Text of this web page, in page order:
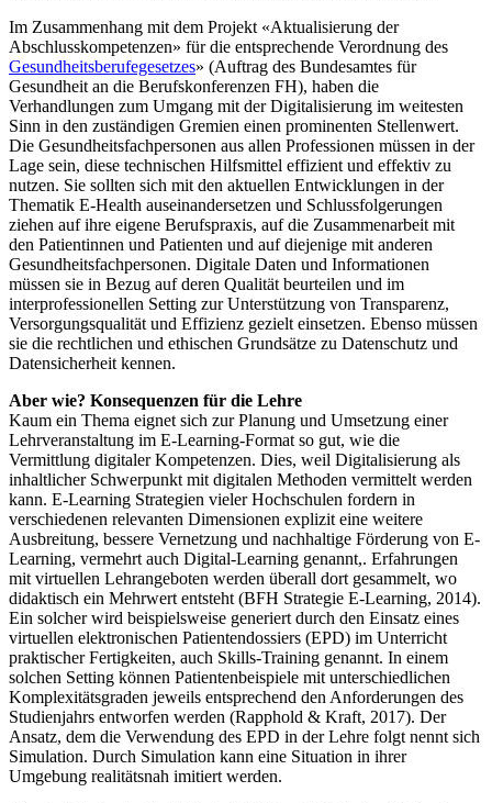
Im Zusammenhang mit dem Projekt «Aktualisierung der
Abschlusskompetenzen» für die entsprechende Verordnung des
Gesundheitsberufegesetzes» (Auftrag des Bundesamtes für
Gesundheit an die Berufskonferenzen FH), haben die
Verhandlungen zum Umgang mit der Digitalisierung im weitesten
Sinn in den zuständigen Gremien einen prominenten Stellenwert.
Die Gesundheitsfachpersonen aus allen Professionen müssen in der
Lage sein, diese technischen Hilfsmittel effizient und effektiv zu
nutzen. Sie sollten sich mit den aktuellen Entwicklungen in der
Thematik E-Health auseinandersetzen und Schlussfolgerungen
ziehen auf ihre eigene Berufspraxis, auf die Zusammenarbeit mit
den Patientinnen und Patienten und auf diejenige mit anderen
Gesundheitsfachpersonen. Digitale Daten und Informationen
müssen sie in Bezug auf deren Qualität beurteilen und im
interprofessionellen Setting zur Unterstützung von Transparenz,
Versorgungsqualität und Effizienz gezielt einsetzen. Ebenso müssen
sie die rechtlichen und ethischen Grundsätze zu Datenschutz und
Datensicherheit kennen.
Aber wie? Konsequenzen für die Lehre
Kaum ein Thema eignet sich zur Planung und Umsetzung einer
Lehrveranstaltung im E-Learning-Format so gut, wie die
Vermittlung digitaler Kompetenzen. Dies, weil Digitalisierung als
inhaltlicher Schwerpunkt mit digitalen Methoden vermittelt werden
kann. E-Learning Strategien vieler Hochschulen fordern in
verschiedenen relevanten Dimensionen explizit eine weitere
Ausbreitung, bessere Vernetzung und nachhaltige Förderung von E-
Learning, vermehrt auch Digital-Learning genannt,. Erfahrungen
mit virtuellen Lehrangeboten werden überall dort gesammelt, wo
didaktisch ein Mehrwert entsteht (BFH Strategie E-Learning, 2014).
Ein solcher wird beispielsweise generiert durch den Einsatz eines
virtuellen elektronischen Patientendossiers (EPD) im Unterricht
praktischer Fertigkeiten, auch Skills-Training genannt. In einem
solchen Setting können Patientenbeispiele mit unterschiedlichen
Komplexitätsgraden jeweils entsprechend den Anforderungen des
Studienjahrs entworfen werden (Rapphold & Kraft, 2017). Der
Ansatz, dem die Verwendung des EPD in der Lehre folgt nennt sich
Simulation. Durch Simulation kann eine Situation in ihrer
Umgebung realitätsnah imitiert werden.